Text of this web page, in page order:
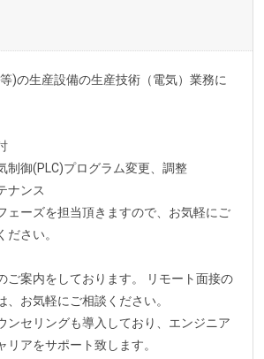
)の生産設備の生産技術（電気）業務に
制御(PLC)プログラム変更、調整
ナンス
ェーズを担当頂きますので、お気軽にご
ださい。
ご案内をしております。 リモート面接の
、お気軽にご相談ください。
ンセリングも導入しており、エンジニア
リアをサポート致します。